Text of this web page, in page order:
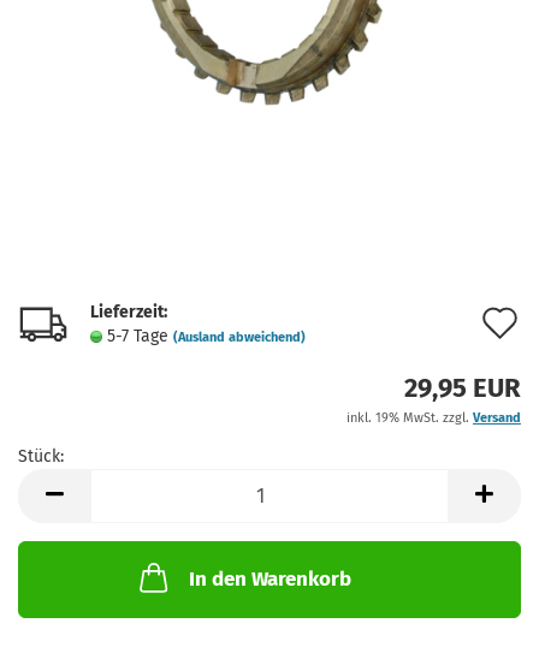
Lieferzeit:
5-7 Tage (Ausland abweichend)
29,95 EUR
inkl. 19% MwSt. zzgl. Versand
Stück:
In den Warenkorb